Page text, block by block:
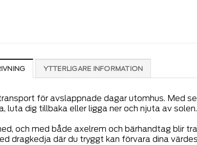
YTTERLIGARE INFORMATION
för avslappnade dagar utomhus. Med
dig tillbaka eller ligga ner och njuta av solen.
och med både axelrem och bärhandtag blir
dragkedja där du tryggt kan förvara dina